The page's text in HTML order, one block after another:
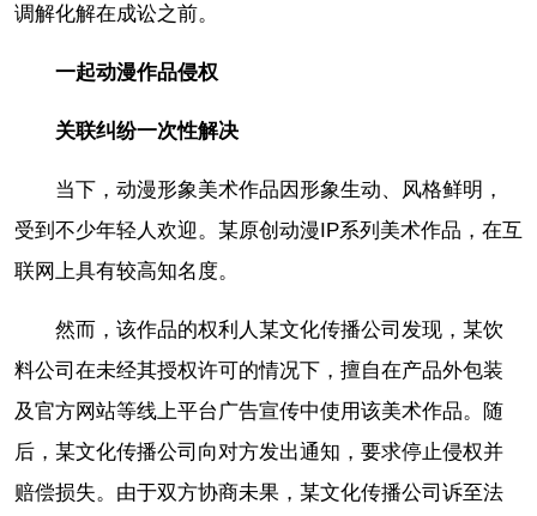
调解化解在成讼之前。
一起动漫作品侵权
关联纠纷一次性解决
当下，动漫形象美术作品因形象生动、风格鲜明，
受到不少年轻人欢迎。某原创动漫IP系列美术作品，在互
联网上具有较高知名度。
然而，该作品的权利人某文化传播公司发现，某饮
料公司在未经其授权许可的情况下，擅自在产品外包装
及官方网站等线上平台广告宣传中使用该美术作品。随
后，某文化传播公司向对方发出通知，要求停止侵权并
赔偿损失。由于双方协商未果，某文化传播公司诉至法